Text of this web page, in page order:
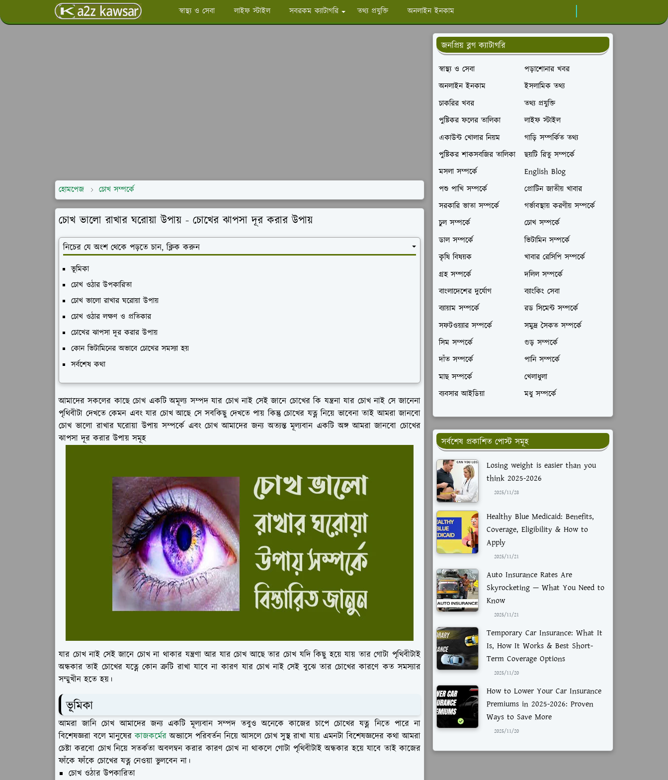
স্বাস্থ্য ও সেবা লাইফ স্টাইল সবরকম ক্যাটাগরি তথ্য প্রযুক্তি অনলাইন ইনকাম
হোমপেজ চোখ সম্পর্কে
চোখ ভালো রাখার ঘরোয়া উপায় - চোখের ঝাপসা দূর করার উপায়
নিচের যে অংশ থেকে পড়তে চান, ক্লিক করুন
ভূমিকা
চোখ ওঠার উপকারিতা
চোখ ভালো রাখার ঘরোয়া উপায়
চোখ ওঠার লক্ষণ ও প্রতিকার
চোখের ঝাপসা দূর করার উপায়
কোন ভিটামিনের অভাবে চোখের সমস্যা হয়
সর্বশেষ কথা
আমাদের সকলের কাছে চোখ একটি অমূল্য সম্পদ যার চোখ নাই সেই জানে চোখের কি যন্ত্রনা যার চোখ নাই সে জানেনা
পৃথিবীটা দেখতে কেমন এবং যার চোখ আছে সে সবকিছু দেখতে পায় কিন্তু চোখের যত্ন নিয়ে ভাবেনা তাই আমরা জানবো
চোখ ভালো রাখার ঘরোয়া উপায় সম্পর্কে এবং চোখ আমাদের জন্য অত্যন্ত মূল্যবান একটি অঙ্গ আমরা জানবো চোখের
ঝাপসা দূর করার উপায় সমূহ
যার চোখ নাই সেই জানে চোখ না থাকার যন্ত্রণা আর যার চোখ আছে তার চোখ যদি কিছু হয়ে যায় তার গোটা পৃথিবীটাই
অন্ধকার তাই চোখের যত্নে কোন ত্রুটি রাখা যাবে না কারণ যার চোখ নাই সেই বুঝে তার চোখের কারণে কত সমস্যার
সম্মুখীন হতে হয়।
ভূমিকা
আমরা জানি চোখ আমাদের জন্য একটি মূল্যবান সম্পদ তবুও অনেকে কাজের চাপে চোখের যত্ন নিতে পারে না
বিশেষজ্ঞরা বলে মানুষেরকাজকর্মের অভ্যাসে পরিবর্তন নিয়ে আসলে চোখ সুস্থ রাখা যায় এমনটা বিশেষজ্ঞদের কথা আমরা
চেষ্টা করবো চোখ নিয়ে সতর্কতা অবলম্বন করার কারণ চোখ না থাকলে গোটা পৃথিবীটাই অন্ধকার হয়ে যাবে তাই কাজের
ফাঁকে ফাঁকে চোখের যত্ন নেওয়া ভুলবেন না।
চোখ ওঠার উপকারিতা
জনপ্রিয় ব্লগ ক্যাটাগরি
স্বাস্থ্য ও সেবা
পড়াশোনার খবর
অনলাইন ইনকাম
ইসলামিক তথ্য
চাকরির খবর
তথ্য প্রযুক্তি
পুষ্টিকর ফলের তালিকা
লাইফ স্টাইল
একাউন্ট খোলার নিয়ম
গাড়ি সম্পর্কিত তথ্য
পুষ্টিকর শাকসবজির তালিকা
ছয়টি রিতু সম্পর্কে
মসলা সম্পর্কে
English Blog
পশু পাখি সম্পর্কে
প্রোটিন জাতীয় খাবার
সরকারি ভাতা সম্পর্কে
গর্ভাবস্থায় করণীয় সম্পর্কে
চুল সম্পর্কে
চোখ সম্পর্কে
ডাল সম্পর্কে
ভিটামিন সম্পর্কে
কৃষি বিষয়ক
খাবার রেসিপি সম্পর্কে
গ্রহ সম্পর্কে
দলিল সম্পর্কে
বাংলাদেশের দুর্যোগ
ব্যাংকিং সেবা
ব্যায়াম সম্পর্কে
রড সিমেন্ট সম্পর্কে
সফটওয়্যার সম্পর্কে
সমুদ্র সৈকত সম্পর্কে
সিম সম্পর্কে
গুড় সম্পর্কে
দাঁত সম্পর্কে
পানি সম্পর্কে
মাছ সম্পর্কে
খেলাধুলা
ব্যবসার আইডিয়া
মধু সম্পর্কে
সর্বশেষ প্রকাশিত পোস্ট সমূহ
Losing weight is easier than you
think 2025-2026
2025/11/28
Healthy Blue Medicaid: Benefits,
Coverage, Eligibility & How to
Apply
2025/11/21
Auto Insurance Rates Are
Skyrocketing — What You Need to
Know
2025/11/21
Temporary Car Insurance: What It
Is, How It Works & Best Short-
Term Coverage Options
2025/11/20
How to Lower Your Car Insurance
Premiums in 2025-2026: Proven
Ways to Save More
2025/11/20